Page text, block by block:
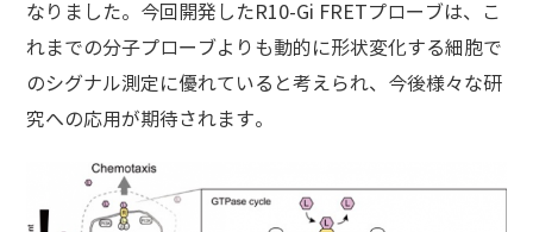
なりました。今回開発したR10-Gi FRETプローブは、こ
れまでの分子プローブよりも動的に形状変化する細胞で
のシグナル測定に優れていると考えられ、今後様々な研
究への応用が期待されます。